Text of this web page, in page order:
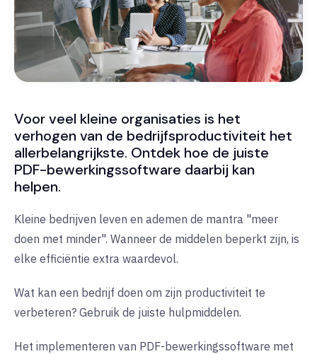
Voor veel kleine organisaties is het
verhogen van de bedrijfsproductiviteit het
allerbelangrijkste. Ontdek hoe de juiste
PDF-bewerkingssoftware daarbij kan
helpen.
Kleine bedrijven leven en ademen de mantra "meer
doen met minder". Wanneer de middelen beperkt zijn, is
elke efficiëntie extra waardevol.
Wat kan een bedrijf doen om zijn productiviteit te
verbeteren? Gebruik de juiste hulpmiddelen.
Het implementeren van PDF-bewerkingssoftware met